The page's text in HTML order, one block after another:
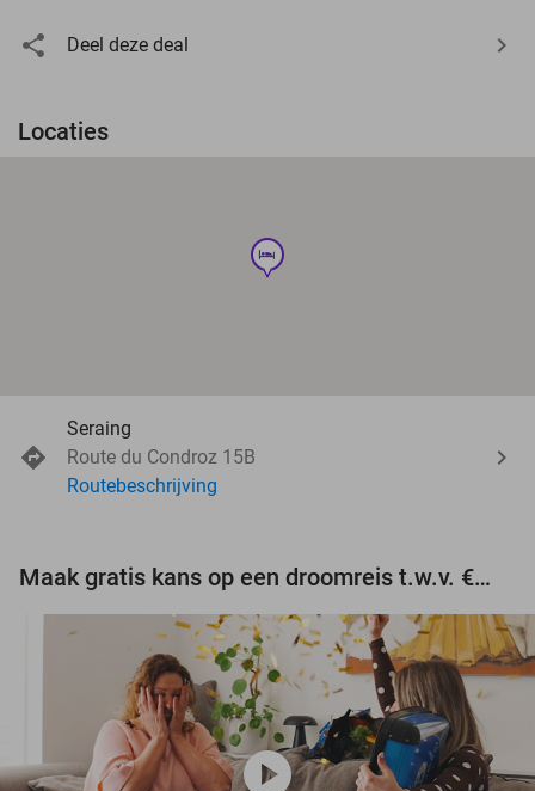
Deel deze deal
Locaties
hotel
Seraing
Route du Condroz 15B
Routebeschrijving
Maak gratis kans op een droomreis t.w.v. €3.000!
play_circle